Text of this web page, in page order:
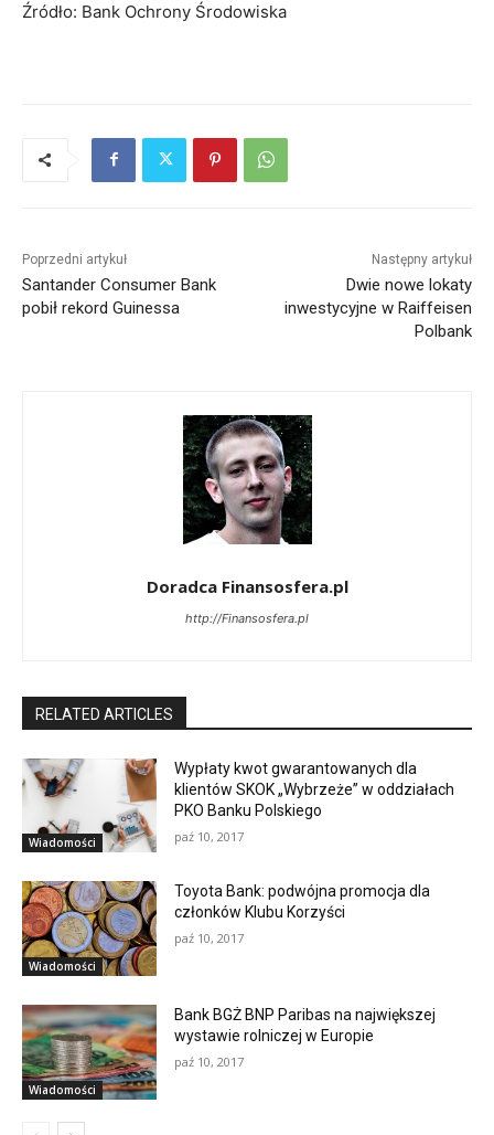
Źródło: Bank Ochrony Środowiska
Poprzedni artykuł
Santander Consumer Bank
pobił rekord Guinessa
Następny artykuł
Dwie nowe lokaty
inwestycyjne w Raiffeisen
Polbank
Doradca Finansosfera.pl
http://Finansosfera.pl
RELATED ARTICLES
Wiadomości
Wypłaty kwot gwarantowanych dla
klientów SKOK „Wybrzeże” w oddziałach
PKO Banku Polskiego
paź 10, 2017
Wiadomości
Toyota Bank: podwójna promocja dla
członków Klubu Korzyści
paź 10, 2017
Wiadomości
Bank BGŻ BNP Paribas na największej
wystawie rolniczej w Europie
paź 10, 2017